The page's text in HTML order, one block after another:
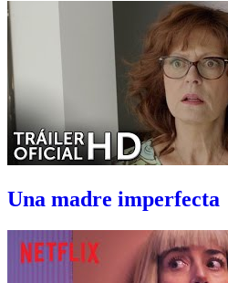
Una madre imperfecta